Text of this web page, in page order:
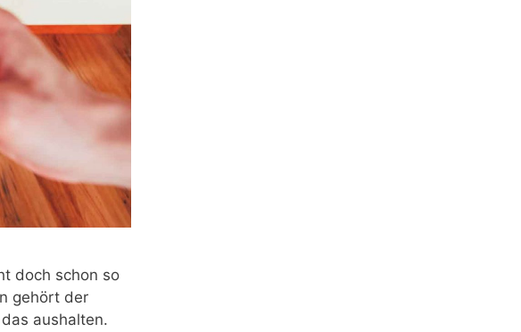
doch schon so
gehört der
aushalten.